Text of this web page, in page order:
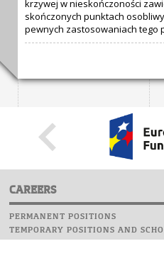
krzywej w nieskończoności
skończonych punktach
pewnych zastosowaniach tego
CAREERS
PERMANENT POSITIONS
TEMPORARY POSITIONS AND